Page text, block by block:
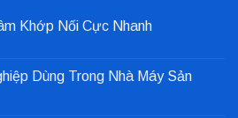
Khớp Nối Cực Nhanh
Dùng Trong Nhà Máy Sản